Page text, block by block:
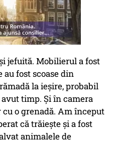
jefuită. Mobilierul a fost
fost scoase din
la ieșire, probabil
timp. Și în camera
o grenadă. Am început
că trăiește și a fost
animalele de